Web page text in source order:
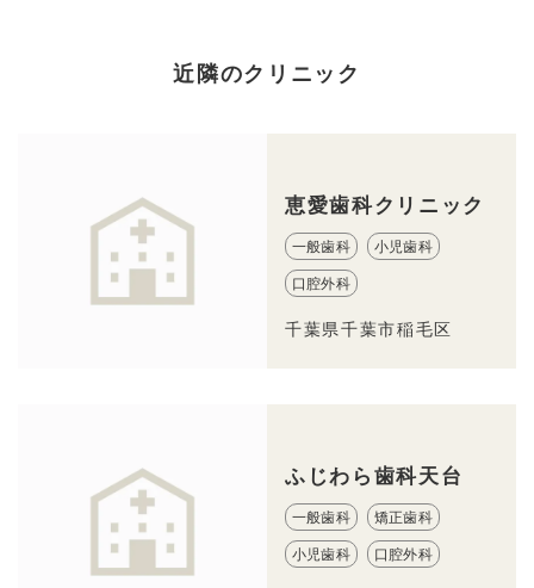
近隣のクリニック
恵愛歯科クリニック
一般歯科 小児歯科
口腔外科
千葉県千葉市稲毛区
ふじわら歯科天台
一般歯科 矯正歯科
小児歯科 口腔外科